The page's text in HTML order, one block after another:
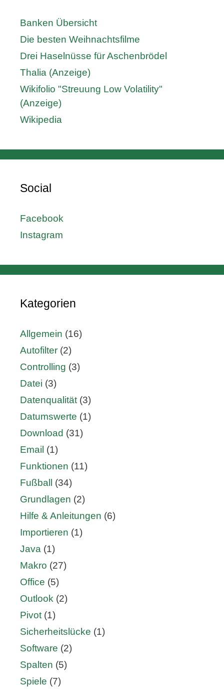
Banken Übersicht
Die besten Weihnachtsfilme
Drei Haselnüsse für Aschenbrödel
Thalia (Anzeige)
Wikifolio "Streuung Low Volatility"
(Anzeige)
Wikipedia
Social
Facebook
Instagram
Kategorien
Allgemein (16)
Autofilter (2)
Controlling (3)
Datei (3)
Datenqualität (3)
Datumswerte (1)
Download (31)
Email (1)
Funktionen (11)
Fußball (34)
Grundlagen (2)
Hilfe & Anleitungen (6)
Importieren (1)
Java (1)
Makro (27)
Office (5)
Outlook (2)
Pivot (1)
Sicherheitslücke (1)
Software (2)
Spalten (5)
Spiele (7)